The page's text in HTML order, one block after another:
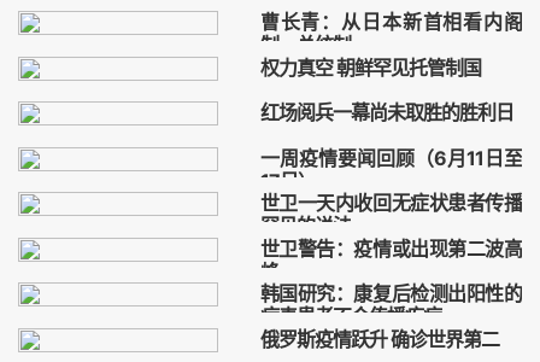
谭德塞 种族灭绝 黑暗史
曹长青：从日本新首相看内阁
制、总统制
日本新首相 菅义伟
权力真空 朝鲜罕见托管制国
朝鲜 托管制国 金与正 金正恩
红场阅兵一幕尚未取胜的胜利日
纳粹党 共产党 红场阅兵
一周疫情要闻回顾（6月11日至
17日）
疫情
世卫一天内收回无症状患者传播
罕见的说法
武汉肺炎 世界卫生组织
世卫警告：疫情或出现第二波高
峰
世卫 疫情 第二波高峰
韩国研究：康复后检测出阳性的
病毒患者不会传播疾病
中共病毒 冠状病毒 瘟疫
俄罗斯疫情跃升 确诊世界第二